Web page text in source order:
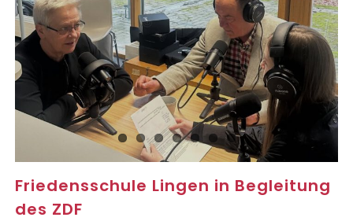
Friedensschule Lingen in Begleitung
des ZDF